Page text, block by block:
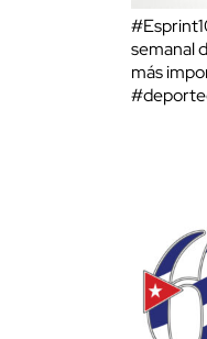
semanal
más